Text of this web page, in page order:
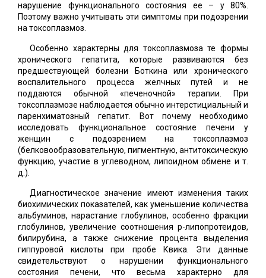
нарушение функционального состояния ее – у 80%.
Поэтому важно учитывать эти симптомы при подозрении
на токсоплазмоз.
Особенно характерны для токсоплазмоза те формы
хронического гепатита, которые развиваются без
предшествующей болезни Боткина или хронического
воспалительного процесса желчных путей и не
поддаются обычной «печеночной» терапии. При
токсоплазмозе наблюдается обычно интерстициальный и
паренхиматозный гепатит. Вот почему необходимо
исследовать функциональное состояние печени у
женщин с подозрением на токсоплазмоз
(белковообразовательную, пигментную, антитоксическую
функцию, участие в углеводном, липоидном обмене и т.
д.).
Диагностическое значение имеют изменения таких
биохимических показателей, как уменьшение количества
альбуминов, нарастание глобулинов, особенно фракции
глобулинов, увеличение соотношения р-липопротеидов,
билирубина, а также снижение процента выделения
гиппуровой кислоты при пробе Квика. Эти данные
свидетельствуют о нарушении функционального
состояния печени, что весьма характерно для